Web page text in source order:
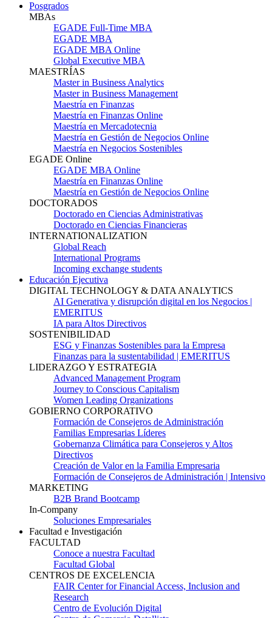
Posgrados
MBAs
EGADE Full-Time MBA
EGADE MBA
EGADE MBA Online
Global Executive MBA
MAESTRÍAS
Master in Business Analytics
Master in Business Management
Maestría en Finanzas
Maestría en Finanzas Online
Maestría en Mercadotecnia
Maestría en Gestión de Negocios Online
Maestría en Negocios Sostenibles
EGADE Online
EGADE MBA Online
Maestría en Finanzas Online
Maestría en Gestión de Negocios Online
DOCTORADOS
Doctorado en Ciencias Administrativas
Doctorado en Ciencias Financieras
INTERNATIONALIZATION
Global Reach
International Programs
Incoming exchange students
Educación Ejecutiva
DIGITAL TECHNOLOGY & DATA ANALYTICS
AI Generativa y disrupción digital en los Negocios |
EMERITUS
IA para Altos Directivos
SOSTENIBILIDAD
ESG y Finanzas Sostenibles para la Empresa
Finanzas para la sustentabilidad | EMERITUS
LIDERAZGO Y ESTRATEGIA
Advanced Management Program
Journey to Conscious Capitalism
Women Leading Organizations
GOBIERNO CORPORATIVO
Formación de Consejeros de Administración
Familias Empresarias Líderes
Gobernanza Climática para Consejeros y Altos
Directivos
Creación de Valor en la Familia Empresaria
Formación de Consejeros de Administración | Intensivo
MARKETING
B2B Brand Bootcamp
In-Company
Soluciones Empresariales
Facultad e Investigación
FACULTAD
Conoce a nuestra Facultad
Facultad Global
CENTROS DE EXCELENCIA
FAIR Center for Financial Access, Inclusion and
Research
Centro de Evolución Digital